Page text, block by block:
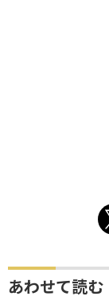
あわせて読む